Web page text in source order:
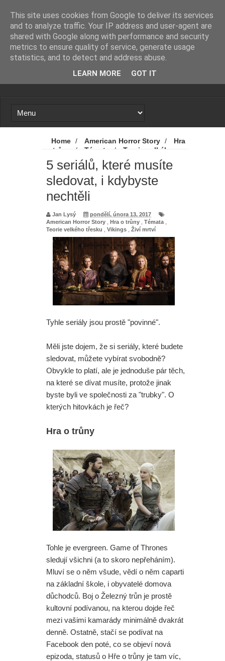
Loading...
Home / American Horror Story /
Hra
o trůny
/ Témata /
Teorie velkého
třesku
/ Vikings / Živí mrtví /
seriálů, které musíte sledovat, i kdybyste
nechtěli
5 seriálů, které musíte
sledovat, i kdybyste
nechtěli
Jan Lysý
pondělí, února 13, 2017
American Horror Story
Hra o trůny Témata
Teorie velkého třesku
Vikings Živí mrtví
Tyhle seriály jsou prostě "povinné".
Měli jste dojem, že si seriály, které budete
sledovat, můžete vybírat svobodně?
Obvykle to platí, ale je jednoduše pár těch,
na které se dívat musíte, protože jinak
byste byli ve společnosti za "trubky". O
kterých hitovkách je řeč?
Hra o trůny
Tohle je evergreen. Game of Thrones
sledují všichni (a to skoro nepřeháním).
Mluví se o něm všude, vědí o něm caparti
na základní škole, i obyvatelé domova
důchodců. Boj o Železný trůn je prostě
kultovní podívanou, na kterou dojde řeč
mezi vašimi kamarády minimálně dvakrát
denně. Ostatně, stačí se podívat na
Facebook den poté, co se objeví nová
epizoda, statusů o Hře o trůny je tam víc,
This site uses cookies from Google to deliver its services
and to analyze traffic. Your IP address and user-agent are
shared with Google along with performance and security
metrics to ensure quality of service, generate usage
statistics, and to detect and address abuse.
LEARN MORE GOT IT